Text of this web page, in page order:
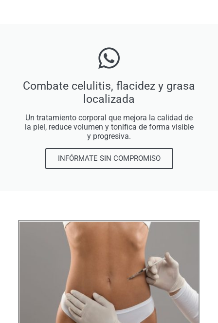
Combate celulitis, flacidez y grasa
localizada
Un tratamiento corporal que mejora la calidad de
la piel, reduce volumen y tonifica de forma visible
y progresiva.
INFÓRMATE SIN COMPROMISO